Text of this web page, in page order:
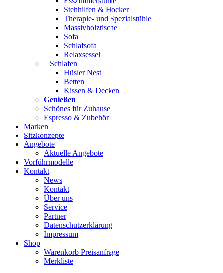
Stehhilfen & Hocker
Therapie- und Spezialstühle
Massivholztische
Sofa
Schlafsofa
Relaxsessel
Schlafen
Hüsler Nest
Betten
Kissen & Decken
Genießen
Schönes für Zuhause
Espresso & Zubehör
Marken
Sitzkonzepte
Angebote
Aktuelle Angebote
Vorführmodelle
Kontakt
News
Kontakt
Über uns
Service
Partner
Datenschutzerklärung
Impressum
Shop
Warenkorb Preisanfrage
Merkliste